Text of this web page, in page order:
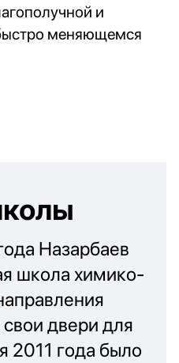
и
меняющемся
Назарбаев
школа химико-
двери для
2011 года было